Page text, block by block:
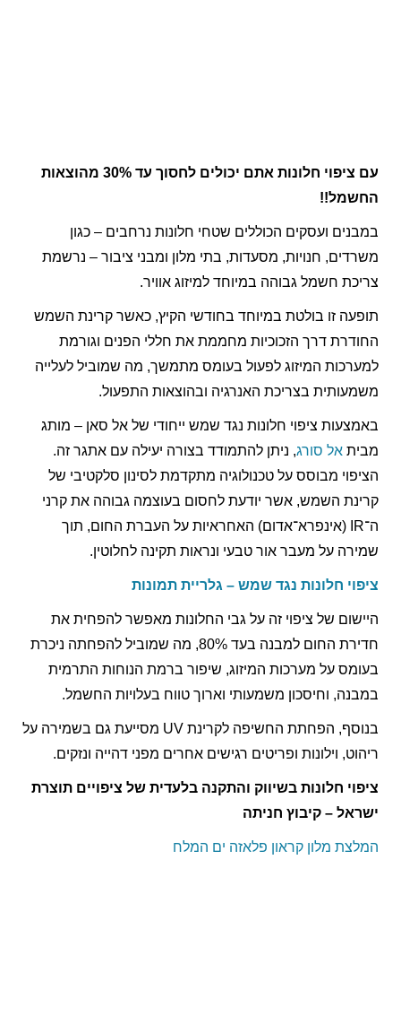
עם ציפוי חלונות אתם יכולים לחסוךעד 30%מהוצאות
החשמל!!
במבנים ועסקים הכוללים שטחי חלונות נרחבים – כגון
משרדים, חנויות, מסעדות, בתי מלון ומבני ציבור – נרשמת
צריכת חשמל גבוהה במיוחד למיזוג אוויר.
תופעה זו בולטת במיוחד בחודשי הקיץ, כאשר קרינת השמש
החודרת דרך הזכוכיות מחממת את חללי הפנים וגורמת
למערכות המיזוג לפעול בעומס מתמשך, מה שמוביל לעלייה
משמעותית בצריכת האנרגיה ובהוצאות התפעול.
באמצעות ציפוי חלונות נגד שמש ייחודי של אל סאן – מותג
מבית אל סורג, ניתן להתמודד בצורה יעילה עם אתגר זה.
הציפוי מבוסס על טכנולוגיה מתקדמת לסינון סלקטיבי של
קרינת השמש, אשר יודעת לחסום בעוצמה גבוהה את קרני
ה־IR (אינפרא־אדום) האחראיות על העברת החום, תוך
שמירה על מעבר אור טבעי ונראות תקינה לחלוטין.
ציפוי חלונות נגד שמש – גלריית תמונות
היישום של ציפוי זה על גבי החלונות מאפשר להפחית את
חדירת החום למבנה בעד 80%, מה שמוביל להפחתה ניכרת
בעומס על מערכות המיזוג, שיפור ברמת הנוחות התרמית
במבנה, וחיסכון משמעותי וארוך טווח בעלויות החשמל.
בנוסף, הפחתת החשיפה לקרינת UV מסייעת גם בשמירה על
ריהוט, וילונות ופריטים רגישים אחרים מפני דהייה ונזקים.
ציפוי חלונות בשיווק והתקנה בלעדית של ציפויים תוצרת
ישראל – קיבוץ חניתה
המלצת מלון קראון פלאזה ים המלח